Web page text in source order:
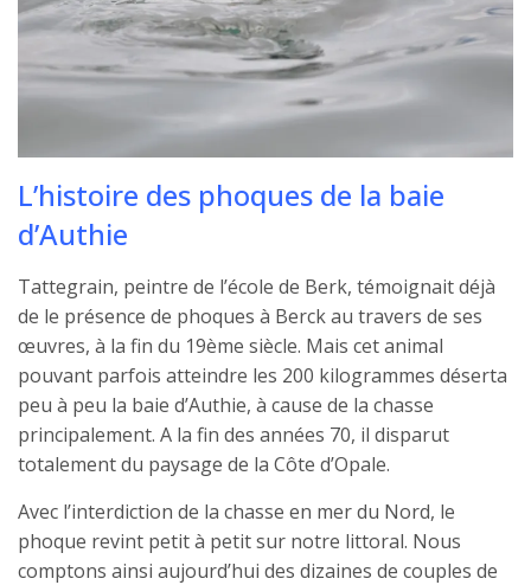
L’histoire des phoques de la baie
d’Authie
Tattegrain, peintre de l’école de Berk, témoignait déjà
de le présence de phoques à Berck au travers de ses
œuvres, à la fin du 19ème siècle. Mais cet animal
pouvant parfois atteindre les 200 kilogrammes déserta
peu à peu la baie d’Authie, à cause de la chasse
principalement. A la fin des années 70, il disparut
totalement du paysage de la Côte d’Opale.
Avec l’interdiction de la chasse en mer du Nord, le
phoque revint petit à petit sur notre littoral. Nous
comptons ainsi aujourd’hui des dizaines de couples de